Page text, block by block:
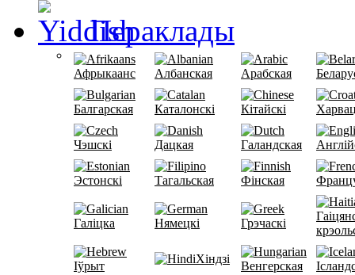
Пераклады
Афрыкаанс Албанская Арабская
Балгарская Каталонскі Кітайскі
Чэшскі Дацкая Галандская
Эстонскі Тагальская Фінская
Галіцка Нямецкі Грэчаскі
Іўрыт
Хіндзі
Венгерская